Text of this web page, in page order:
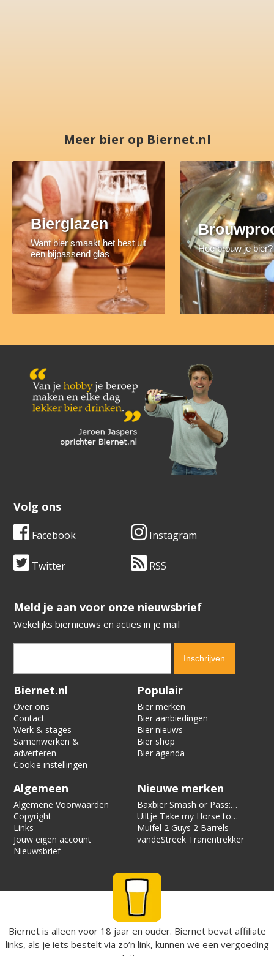
Meer bier op Biernet.nl
Bierglazen
Want bier smaakt het best uit
een bijpassend glas
Hoe brouw je bier?
Volg ons
Facebook Instagram
Twitter RSS
​​​​​​​Meld je aan voor onze nieuwsbrief
Wekelijks biernieuws en acties in je mail
Verification code:
Biernet.nl
Over ons
Contact
Werk & stages
Samenwerken &
adverteren
Cookie instellingen
Populair
Bier merken
Bier aanbiedingen
Bier nieuws
Bier shop
Bier agenda
Algemeen
Algemene Voorwaarden
Copyright
Links
Jouw eigen account
Nieuwsbrief
Nieuwe merken
Baxbier Smash or Pass:
Strata
Uiltje Take my Horse to
the Hotel Room
Muifel 2 Guys 2 Barrels
vandeStreek Tranentrekker
Biernet is alleen voor 18 jaar en ouder. Biernet bevat affiliate
links, als je iets bestelt via zo’n link, kunnen we een vergoeding